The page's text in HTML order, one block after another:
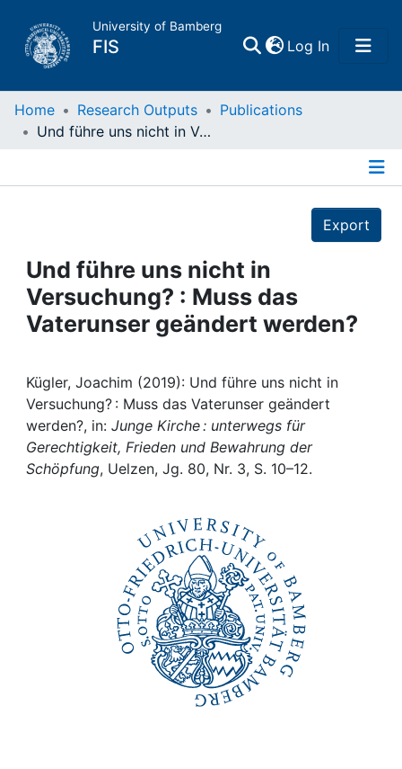
University of Bamberg
FIS Log In(current)
Home
Projects
People
Awards
My FIS
Home Research Outputs
Publications
Und führe uns nicht in Versuchung? : Muss das Vaterunser geändert werden?
Export
Und führe uns nicht in
Versuchung? : Muss das
Vaterunser geändert werden?
Kügler, Joachim (2019): Und führe uns nicht in
Versuchung? : Muss das Vaterunser geändert
werden?, in: Junge Kirche : unterwegs für
Gerechtigkeit, Frieden und Bewahrung der
Schöpfung, Uelzen, Jg. 80, Nr. 3, S. 10–12.